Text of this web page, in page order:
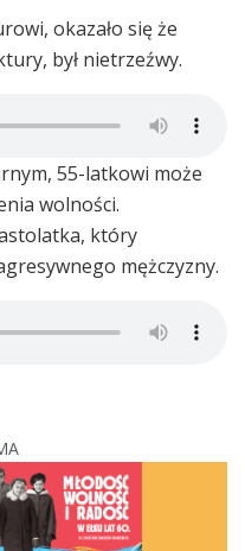
okazało się że
był nietrzeźwy.
55-latkowi może
wolności.
który
mężczyzny.